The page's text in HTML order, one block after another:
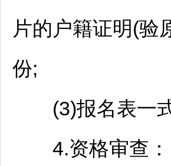
片的户籍证明(验
份;
(3)报名表一式
4.资格审查：